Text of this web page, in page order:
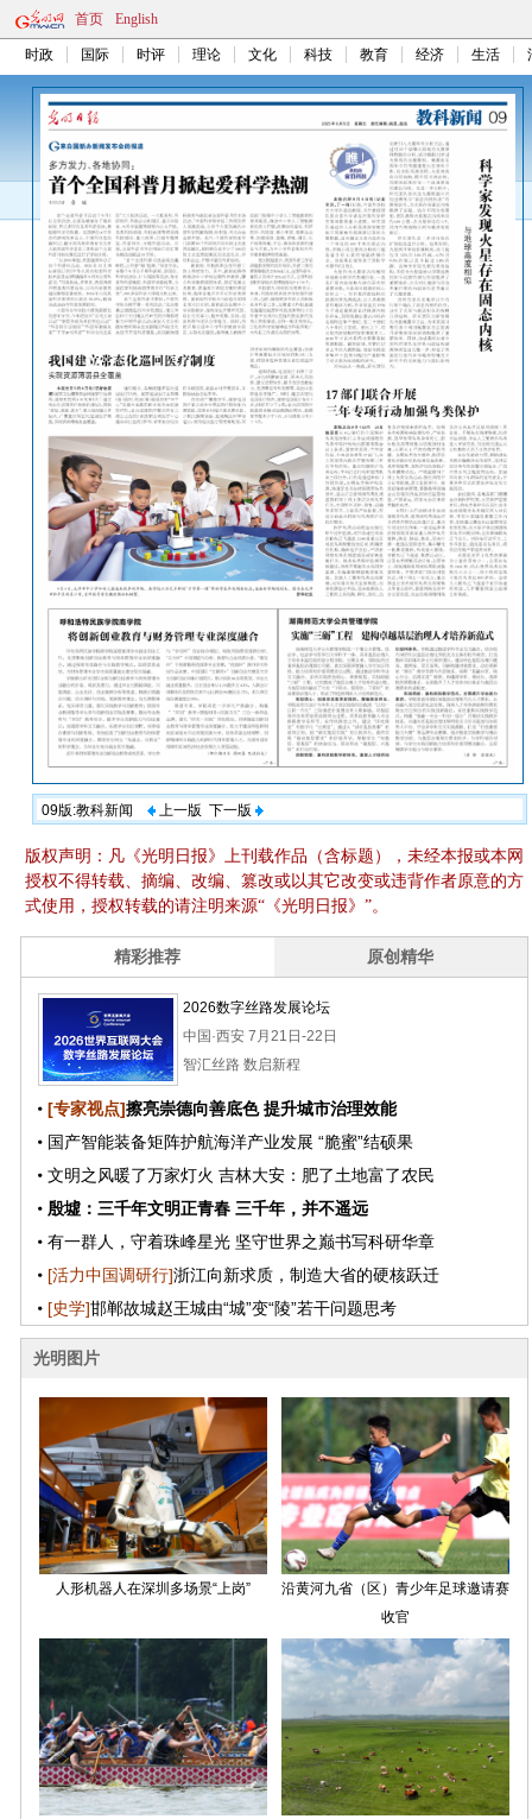
首页 English
时政 国际 时评 理论 文化 科技 教育 经济 生活
09版:教科新闻 上一版 下一版
版权声明：凡《光明日报》上刊载作品（含标题），未经本报或本网
授权不得转载、摘编、改编、篡改或以其它改变或违背作者原意的方
式使用，授权转载的请注明来源“《光明日报》”。